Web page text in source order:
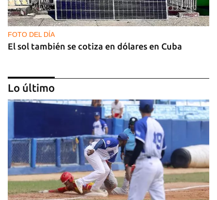
FOTO DEL DÍA
El sol también se cotiza en dólares en Cuba
GAS
Lo último